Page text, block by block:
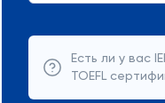
Есть ли у вас
TOEFL